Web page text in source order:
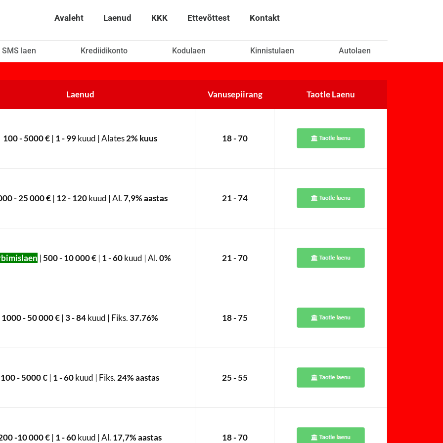
Avaleht Laenud KKK Ettevõttest Kontakt
SMS laen Krediidikonto Kodulaen Kinnistulaen Autolaen
Laenud Vanusepiirang Taotle Laenu
100 - 5000 €| 1 - 99kuud | Alates2% kuus 18 - 70
- 25 000 €| 12 - 120kuud | Al.7,9% aastas 21 - 74
|500 - 10 000 €| 1 - 60kuud | Al.0% 21 - 70
1000 - 50 000 € | 3 - 84kuud | Fiks. 37.76% 18 - 75
100 - 5000 € | 1 - 60kuud | Fiks. 24% aastas 25 - 55
-10 000 € | 1 - 60kuud | Al. 17,7% aastas 18 - 70